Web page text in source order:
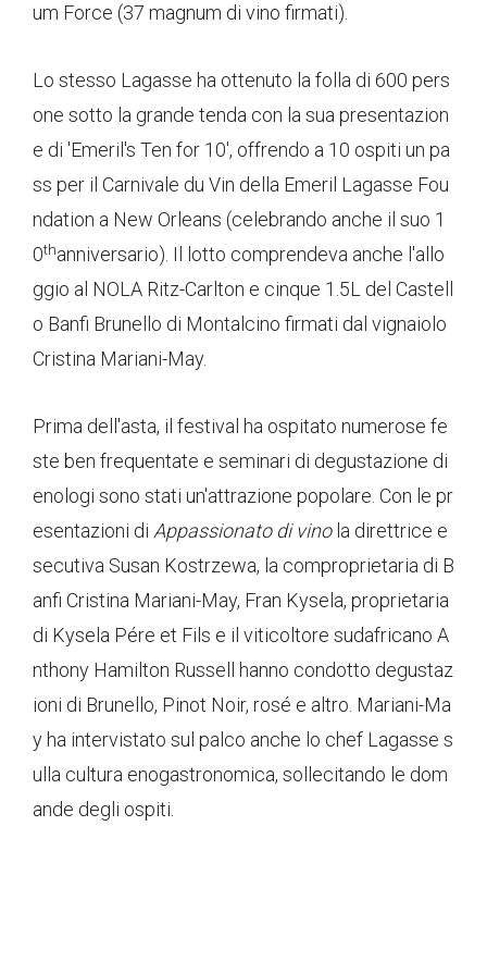
um Force (37 magnum di vino firmati).
Lo stesso Lagasse ha ottenuto la folla di 600 pers
one sotto la grande tenda con la sua presentazion
e di 'Emeril's Ten for 10', offrendo a 10 ospiti un pa
ss per il Carnivale du Vin della Emeril Lagasse Fou
ndation a New Orleans (celebrando anche il suo 1
0thanniversario). Il lotto comprendeva anche l'allo
ggio al NOLA Ritz-Carlton e cinque 1.5L del Castell
o Banfi Brunello di Montalcino firmati dal vignaiolo
Cristina Mariani-May.
Prima dell'asta, il festival ha ospitato numerose fe
ste ben frequentate e seminari di degustazione di
enologi sono stati un'attrazione popolare. Con le pr
esentazioni di Appassionato di vinola direttrice e
secutiva Susan Kostrzewa, la comproprietaria di B
anfi Cristina Mariani-May, Fran Kysela, proprietaria
di Kysela Pére et Fils e il viticoltore sudafricano A
nthony Hamilton Russell hanno condotto degustaz
ioni di Brunello, Pinot Noir, rosé e altro. Mariani-Ma
y ha intervistato sul palco anche lo chef Lagasse s
ulla cultura enogastronomica, sollecitando le dom
ande degli ospiti.